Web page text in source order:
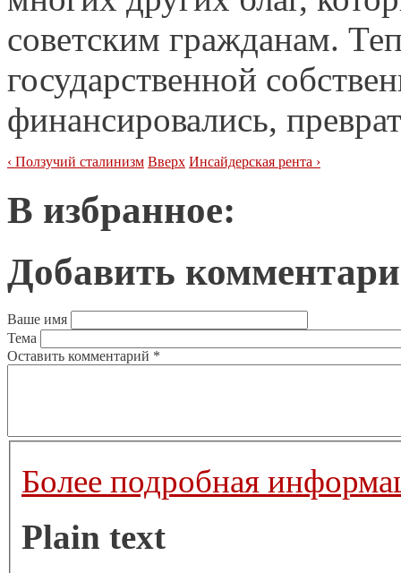
советским гражданам.
государственной
финансировались,
‹ Ползучий сталинизм Вверх Инсайдерская рента ›
В избранное:
Добавить
Ваше имя
Тема
Оставить комментарий *
Более подробная
Plain text